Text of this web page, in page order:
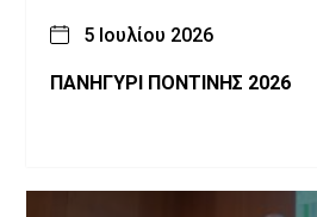
5 Ιουλίου 2026
ΠΑΝΗΓΥΡΙ ΠΟΝΤΙΝΗΣ 2026